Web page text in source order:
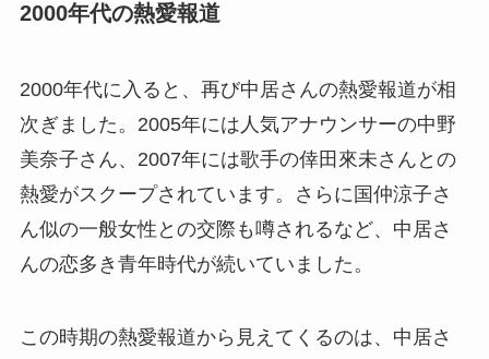
2000年代の熱愛報道
2000年代に入ると、再び中居さんの熱愛報道が相
次ぎました。2005年には人気アナウンサーの中野
美奈子さん、2007年には歌手の倖田來未さんとの
熱愛がスクープされています。さらに国仲涼子さ
ん似の一般女性との交際も噂されるなど、中居さ
んの恋多き青年時代が続いていました。
この時期の熱愛報道から見えてくるのは、中居さ